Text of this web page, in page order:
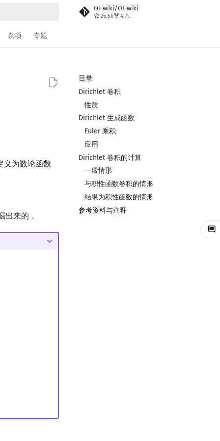
OI-wiki/OI-wiki
26.5k 4.7k
杂项 专题
目录
Dirichlet 卷积
性质
Dirichlet 生成函数
Euler 乘积
应用
Dirichlet 卷积的计算
一般情形
与积性函数卷积的情形
结果为积性函数的情形
参考资料与注释
义为数论函数
来的．